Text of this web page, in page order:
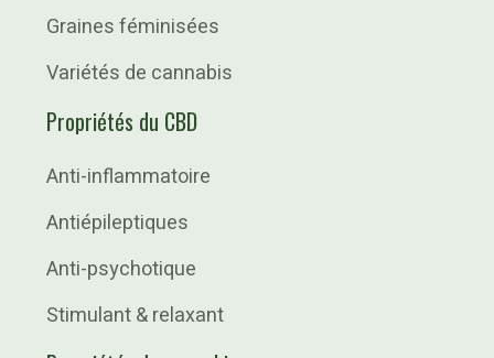
Graines féminisées
Variétés de cannabis
Propriétés du CBD
Anti-inflammatoire
Antiépileptiques
Anti-psychotique
Stimulant & relaxant